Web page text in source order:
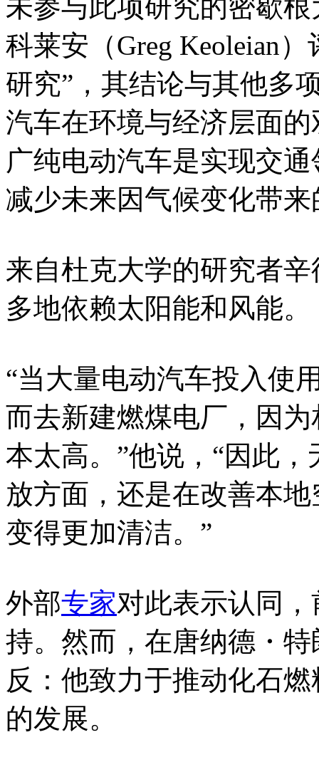
未参与此项研究的密歇
科莱安（Greg Keoleian
研究”，其结论与其他多
汽车在环境与经济层面
广纯电动汽车是实现交
减少未来因气候变化带
来自杜克大学的研究者
多地依赖太阳能和风能。
“当大量电动汽车投入使
而去新建燃煤电厂，因
本太高。”他说，“因此
放方面，还是在改善本
变得更加清洁。”
外部专家对此表示认同
持。然而，在唐纳德・
反：他致力于推动化石
的发展。